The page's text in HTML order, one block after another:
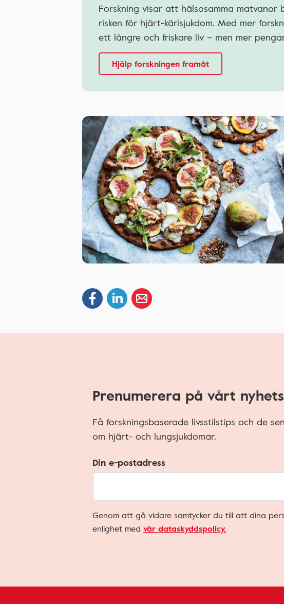
Forskning visar att hälsosamma matvanor
risken för hjärt-kärlsjukdom. Med mer
ett längre och friskare liv – men mer
Hjälp forskningen framåt
Prenumerera på vårt
Få forskningsbaserade livsstilstips och de
om hjärt- och lungsjukdomar.
Din e-postadress
Genom att gå vidare samtycker du till att dina
enlighet med vår dataskyddspolicy.